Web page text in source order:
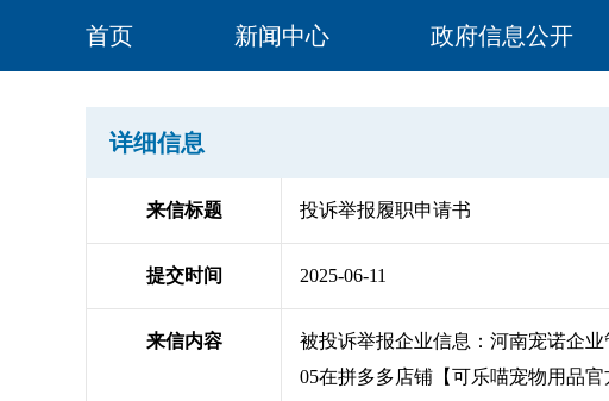
首页 新闻中心 政府信息公开
详细信息
来信标题 投诉举报履职申请书
提交时间 2025-06-11
来信内容
被投诉举报企业信息：河南宠诺企
05在拼多多店铺【可乐喵宠物用品